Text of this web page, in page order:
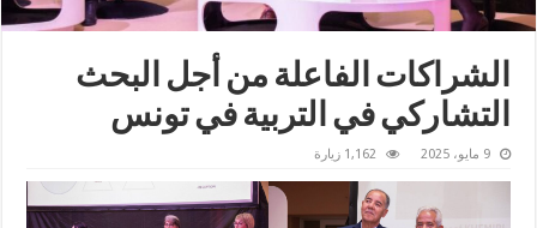
الشراكات الفاعلة من أجل البحث
التشاركي في التربية في تونس
9 مايو، 2025 1,162 زيارة